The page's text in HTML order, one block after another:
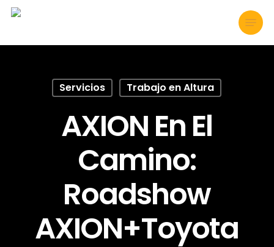
Skip
Menu
Servicios Trabajo en Altura
AXION En El
Camino:
Roadshow
AXION+Toyota